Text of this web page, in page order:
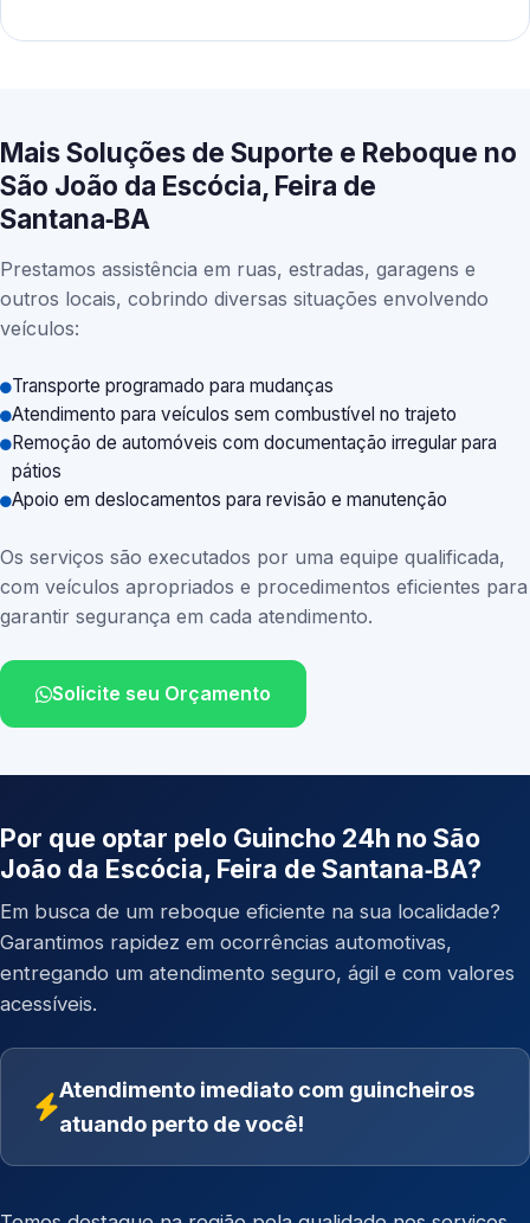
Mais Soluções de Suporte e Reboque no
São João da Escócia, Feira de
Santana‑BA
Prestamos assistência em ruas, estradas, garagens e
outros locais, cobrindo diversas situações envolvendo
veículos:
Transporte programado para mudanças
Atendimento para veículos sem combustível no trajeto
Remoção de automóveis com documentação irregular para
pátios
Apoio em deslocamentos para revisão e manutenção
Os serviços são executados por uma equipe qualificada,
com veículos apropriados e procedimentos eficientes para
garantir segurança em cada atendimento.
Solicite seu Orçamento
Por que optar pelo Guincho 24h no São
João da Escócia, Feira de Santana‑BA?
Em busca de um reboque eficiente na sua localidade?
Garantimos rapidez em ocorrências automotivas,
entregando um atendimento seguro, ágil e com valores
acessíveis.
Atendimento imediato com guincheiros
atuando perto de você!